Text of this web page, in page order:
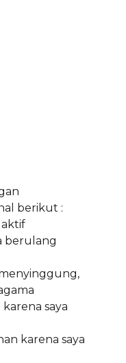
berikut :
aktif
berulang
saya
karena saya